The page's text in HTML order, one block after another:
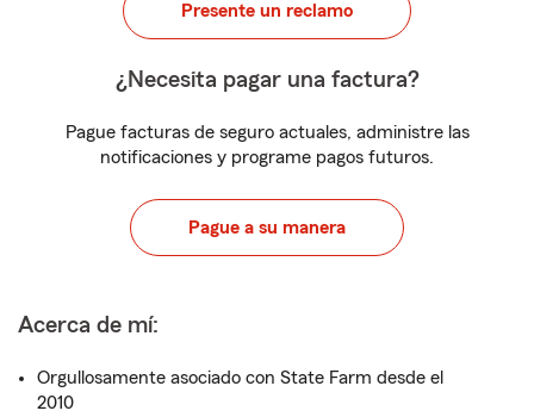
Presente un reclamo
¿Necesita pagar una factura?
Pague facturas de seguro actuales, administre las
notificaciones y programe pagos futuros.
Pague a su manera
Acerca de mí:
Orgullosamente asociado con State Farm desde el
2010